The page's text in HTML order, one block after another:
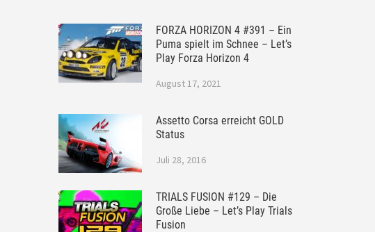
FORZA HORIZON 4 #391 – Ein
Puma spielt im Schnee – Let’s
Play Forza Horizon 4
August 17, 2021
Assetto Corsa erreicht GOLD
Status
Juli 28, 2016
TRIALS FUSION #129 – Die
Große Liebe – Let’s Play Trials
Fusion